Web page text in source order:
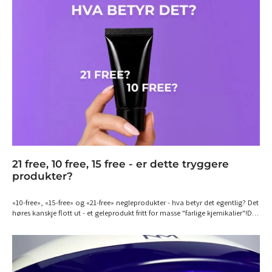
21 free, 10 free, 15 free - er dette tryggere
produkter?
«10-free», «15-free» og «21-free» negleprodukter - hva betyr det egentlig? Det
høres kanskje flott ut - et geleprodukt fritt for masse "farlige kjemikalier"!Du
«15-free» eller «21-free». For mange kan slike påstander påvirke deg som
forbruker - men hva betyr det egentlig? Det korte svaret er at det ikke finnes
ett enkelt, offisielt svar. I motsetning til enkelte andre begreper i
kosmetikkverdenen finnes det ingen universell standard som bestemmer